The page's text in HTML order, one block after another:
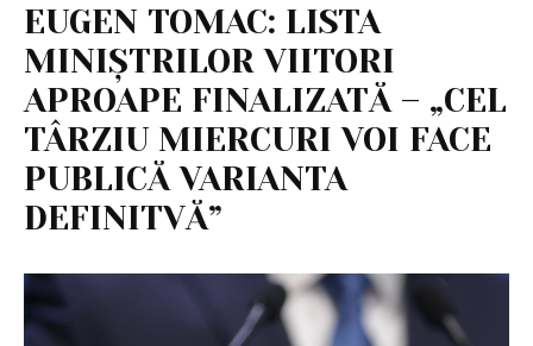
EUGEN TOMAC: LISTA
MINIȘTRILOR VIITORI
APROAPE FINALIZATĂ – „CEL
TÂRZIU MIERCURI VOI FACE
PUBLICĂ VARIANTA
DEFINITVĂ”